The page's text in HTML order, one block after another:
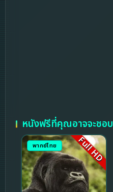
หนังฟรีที่คุณอาจจะชอบ
พากย์ไทย Full HD